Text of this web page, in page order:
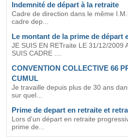
Indemnité de départ à la retraite
Cadre de direction dans le même
cadre dep...
Le montant de la prime de départ
JE SUIS EN RETraite LE 31/12/2009
SUIS CADRE ....
CONVENTION COLLECTIVE 66
CUMUL
Je travaille depuis plus de 30 ans
sur quel...
Prime de depart en retraite et
Lors d'un départ en retraite
prime de...